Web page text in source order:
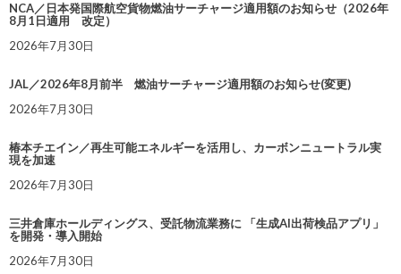
NCA／日本発国際航空貨物燃油サーチャージ適用額のお知らせ（2026年
8月1日適用 改定）
2026年7月30日
JAL／2026年8月前半 燃油サーチャージ適用額のお知らせ(変更)
2026年7月30日
椿本チエイン／再生可能エネルギーを活用し、カーボンニュートラル実
現を加速
2026年7月30日
三井倉庫ホールディングス、受託物流業務に 「生成AI出荷検品アプリ」
を開発・導入開始
2026年7月30日